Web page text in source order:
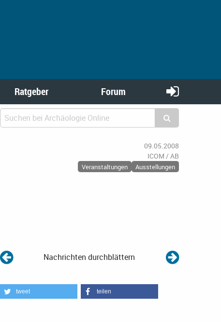
Ratgeber Forum
09.05.2008
ICOM / AB
Veranstaltungen Ausstellungen
Nachrichten durchblättern
tweet teilen